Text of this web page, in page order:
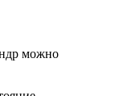
можно